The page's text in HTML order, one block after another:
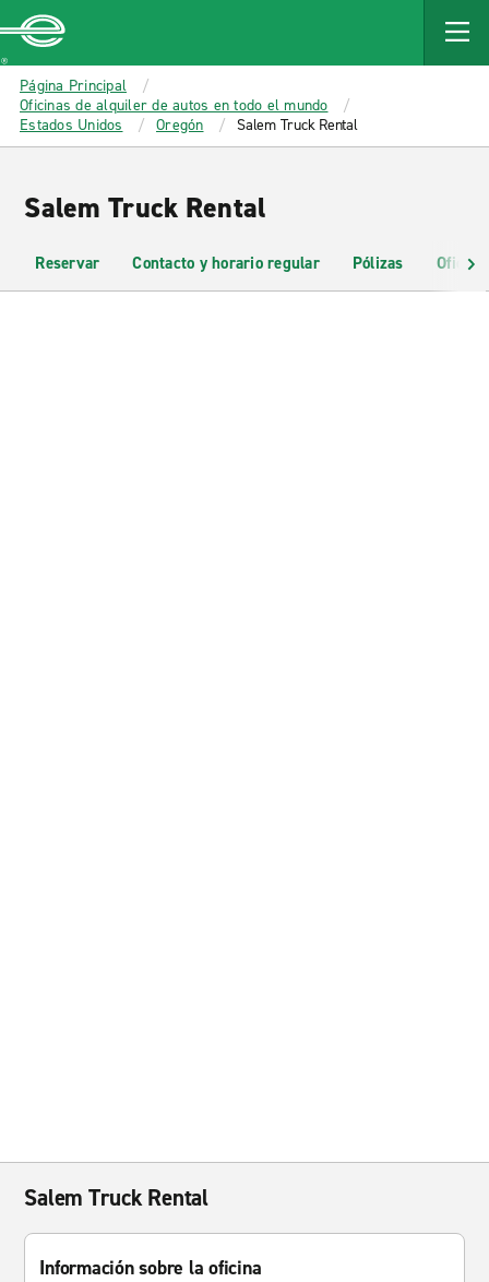
MAIN
CONTENT
Enterprise
Página Principal
Oficinas de alquiler de autos en todo el mundo
Estados Unidos
Oregón Salem Truck Rental
Salem Truck Rental
Reservar Contacto y horario regular Pólizas
Salem Truck Rental
Información sobre la oficina